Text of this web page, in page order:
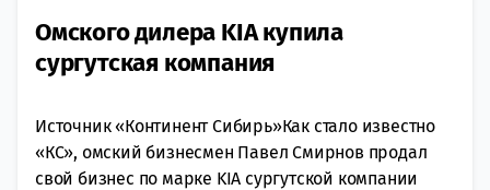
Омского дилера KIA купила
сургутская компания
Источник «Континент Сибирь»Как стало известно
«КС», омский бизнесмен Павел Смирнов продал
свой бизнес по марке KIA сургутской компании